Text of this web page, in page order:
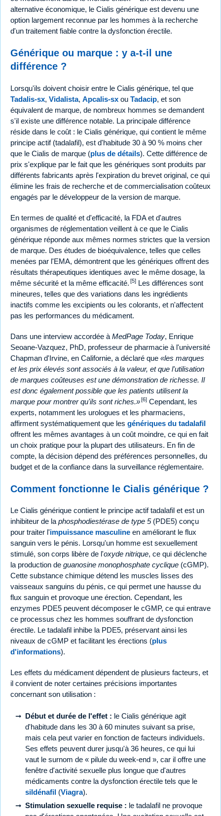
alternative économique, le Cialis générique est devenu une
option largement reconnue par les hommes à la recherche
d'un traitement fiable contre la dysfonction érectile.
Générique ou marque : y a-t-il une
différence ?
Lorsqu'ils doivent choisir entre le Cialis générique, tel que
Tadalis-sx, Vidalista, Apcalis-sx ou Tadacip, et son
équivalent de marque, de nombreux hommes se demandent
s'il existe une différence notable. La principale différence
réside dans le coût : le Cialis générique, qui contient le même
principe actif (tadalafil), est d'habitude 30 à 90 % moins cher
que le Cialis de marque (plus de détails). Cette différence de
prix s'explique par le fait que les génériques sont produits par
différents fabricants après l'expiration du brevet original, ce qui
élimine les frais de recherche et de commercialisation coûteux
engagés par le développeur de la version de marque.
En termes de qualité et d'efficacité, la FDA et d'autres
organismes de réglementation veillent à ce que le Cialis
générique réponde aux mêmes normes strictes que la version
de marque. Des études de bioéquivalence, telles que celles
menées par l'EMA, démontrent que les génériques offrent des
résultats thérapeutiques identiques avec le même dosage, la
même sécurité et la même efficacité. [5] Les différences sont
mineures, telles que des variations dans les ingrédients
inactifs comme les excipients ou les colorants, et n'affectent
pas les performances du médicament.
Dans une interview accordée à MedPage Today, Enrique
Seoane-Vazquez, PhD, professeur de pharmacie à l'université
Chapman d'Irvine, en Californie, a déclaré que
les marques
et les prix élevés sont associés à la valeur, et que l'utilisation
de marques coûteuses est une démonstration de richesse. Il
est donc également possible que les patients utilisent la
marque pour montrer qu'ils sont riches.
[6] Cependant, les
experts, notamment les urologues et les pharmaciens,
affirment systématiquement que les génériques du tadalafil
offrent les mêmes avantages à un coût moindre, ce qui en fait
un choix pratique pour la plupart des utilisateurs. En fin de
compte, la décision dépend des préférences personnelles, du
budget et de la confiance dans la surveillance réglementaire.
Comment fonctionne le Cialis générique ?
Le Cialis générique contient le principe actif tadalafil et est un
inhibiteur de la phosphodiestérase de type 5(PDE5) conçu
pour traiter l'impuissance masculine en améliorant le flux
sanguin vers le pénis. Lorsqu'un homme est sexuellement
stimulé, son corps libère de l'oxyde nitrique, ce qui déclenche
la production de guanosine monophosphate cyclique (cGMP).
Cette substance chimique détend les muscles lisses des
vaisseaux sanguins du pénis, ce qui permet une hausse du
flux sanguin et provoque une érection. Cependant, les
enzymes PDE5 peuvent décomposer le cGMP, ce qui entrave
ce processus chez les hommes souffrant de dysfonction
érectile. Le tadalafil inhibe la PDE5, préservant ainsi les
niveaux de cGMP et facilitant les érections (plus
d'informations).
Les effets du médicament dépendent de plusieurs facteurs, et
il convient de noter certaines précisions importantes
concernant son utilisation :
Début et durée de l'effet : le Cialis générique agit
d'habitude dans les 30 à 60 minutes suivant sa prise,
mais cela peut varier en fonction de facteurs individuels.
Ses effets peuvent durer jusqu'à 36 heures, ce qui lui
vaut le surnom de « pilule du week-end », car il offre une
fenêtre d'activité sexuelle plus longue que d'autres
médicaments contre la dysfonction érectile tels que le
sildénafil (Viagra).
Stimulation sexuelle requise : le tadalafil ne provoque